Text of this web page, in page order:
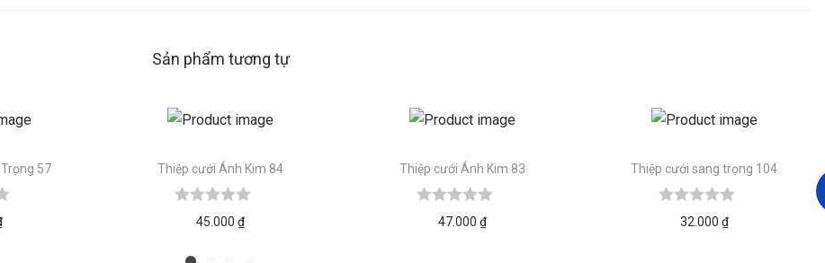
Sản phẩm tương tự
57 Thiệp cưới Ánh Kim 84
45.000 ₫
Thiệp cưới Ánh Kim 83
47.000 ₫
Thiệp cưới sang trọng 104
32.000 ₫